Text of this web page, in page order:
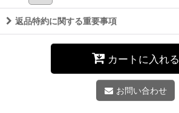
返品特約に関する重要事項
カートに入れる
お問い合わせ